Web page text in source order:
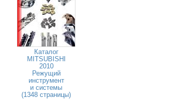
Каталог
MITSUBISHI
2010
Режущий
инструмент
и системы
(1348 страницы)